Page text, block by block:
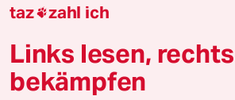
Downloads für Abonnierende
© 2026 taz Verlags und Vertriebs GmbH
taz zahl ich
Links lesen, rechts
bekämpfen